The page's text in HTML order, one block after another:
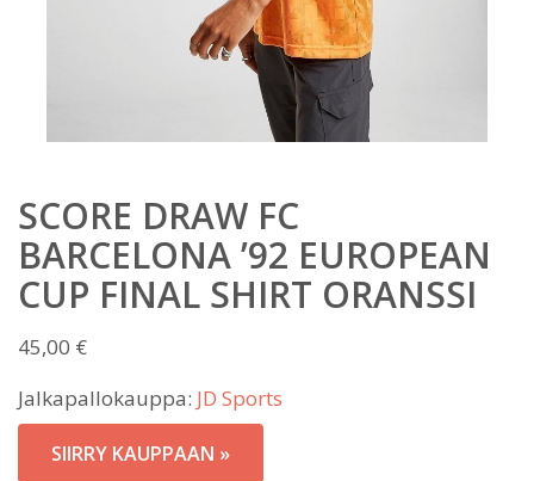
SCORE DRAW FC
BARCELONA ’92 EUROPEAN
CUP FINAL SHIRT ORANSSI
45,00 €
Jalkapallokauppa: JD Sports
SIIRRY KAUPPAAN »